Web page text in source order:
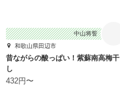
中山将誓
和歌山県田辺市
昔ながらの酸っぱい！紫蘇南高梅干
し
432円〜